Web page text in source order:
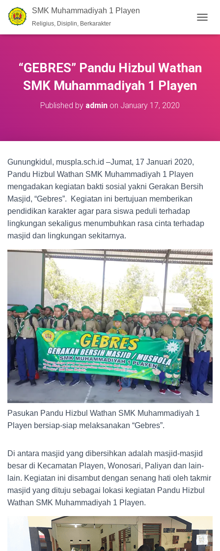
SMK Muhammadiyah 1 Playen
Religius, Disiplin, Berkarakter
O
“GEBRES” Pandu Hizbul Wathan
SMK Muhammadiyah 1 Playen
Published by admin on January 17, 2020
Gunungkidul, muspla.sch.id –Jumat, 17 Januari 2020,
Pandu Hizbul Wathan SMK Muhammadiyah 1 Playen
mengadakan kegiatan bakti sosial yakni Gerakan Bersih
Masjid, “Gebres”. Kegiatan ini bertujuan memberikan
pendidikan karakter agar para siswa peduli terhadap
lingkungan sekaligus menumbuhkan rasa cinta terhadap
masjid dan lingkungan sekitarnya.
Pasukan Pandu Hizbul Wathan SMK Muhammadiyah 1
Playen bersiap-siap melaksanakan “Gebres”.
Di antara masjid yang dibersihkan adalah masjid-masjid
besar di Kecamatan Playen, Wonosari, Paliyan dan lain-
lain. Kegiatan ini disambut dengan senang hati oleh takmir
masjid yang dituju sebagai lokasi kegiatan Pandu Hizbul
Wathan SMK Muhammadiyah 1 Playen.